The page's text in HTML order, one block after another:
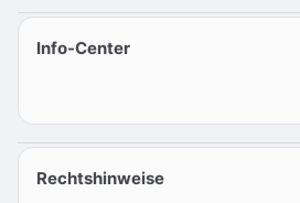
Info-Center
Rechtshinweise